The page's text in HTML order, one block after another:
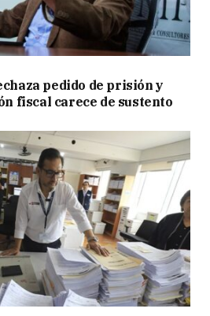
pedido de prisión y
fiscal carece de sustento